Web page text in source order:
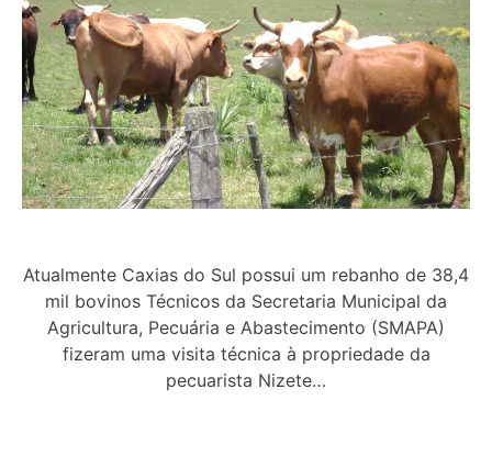
Atualmente Caxias do Sul possui um rebanho de 38,4
mil bovinos Técnicos da Secretaria Municipal da
Agricultura, Pecuária e Abastecimento (SMAPA)
fizeram uma visita técnica à propriedade da
pecuarista Nizete…